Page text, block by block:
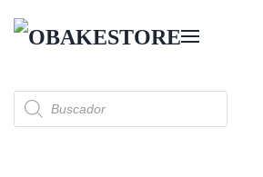
Búsqueda
de
productos